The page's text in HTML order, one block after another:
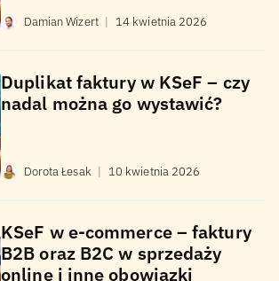
Damian Wizert | 14 kwietnia 2026
Duplikat faktury w KSeF – czy
nadal można go wystawić?
Dorota Łesak | 10 kwietnia 2026
KSeF w e-commerce – faktury
B2B oraz B2C w sprzedaży
online i inne obowiązki